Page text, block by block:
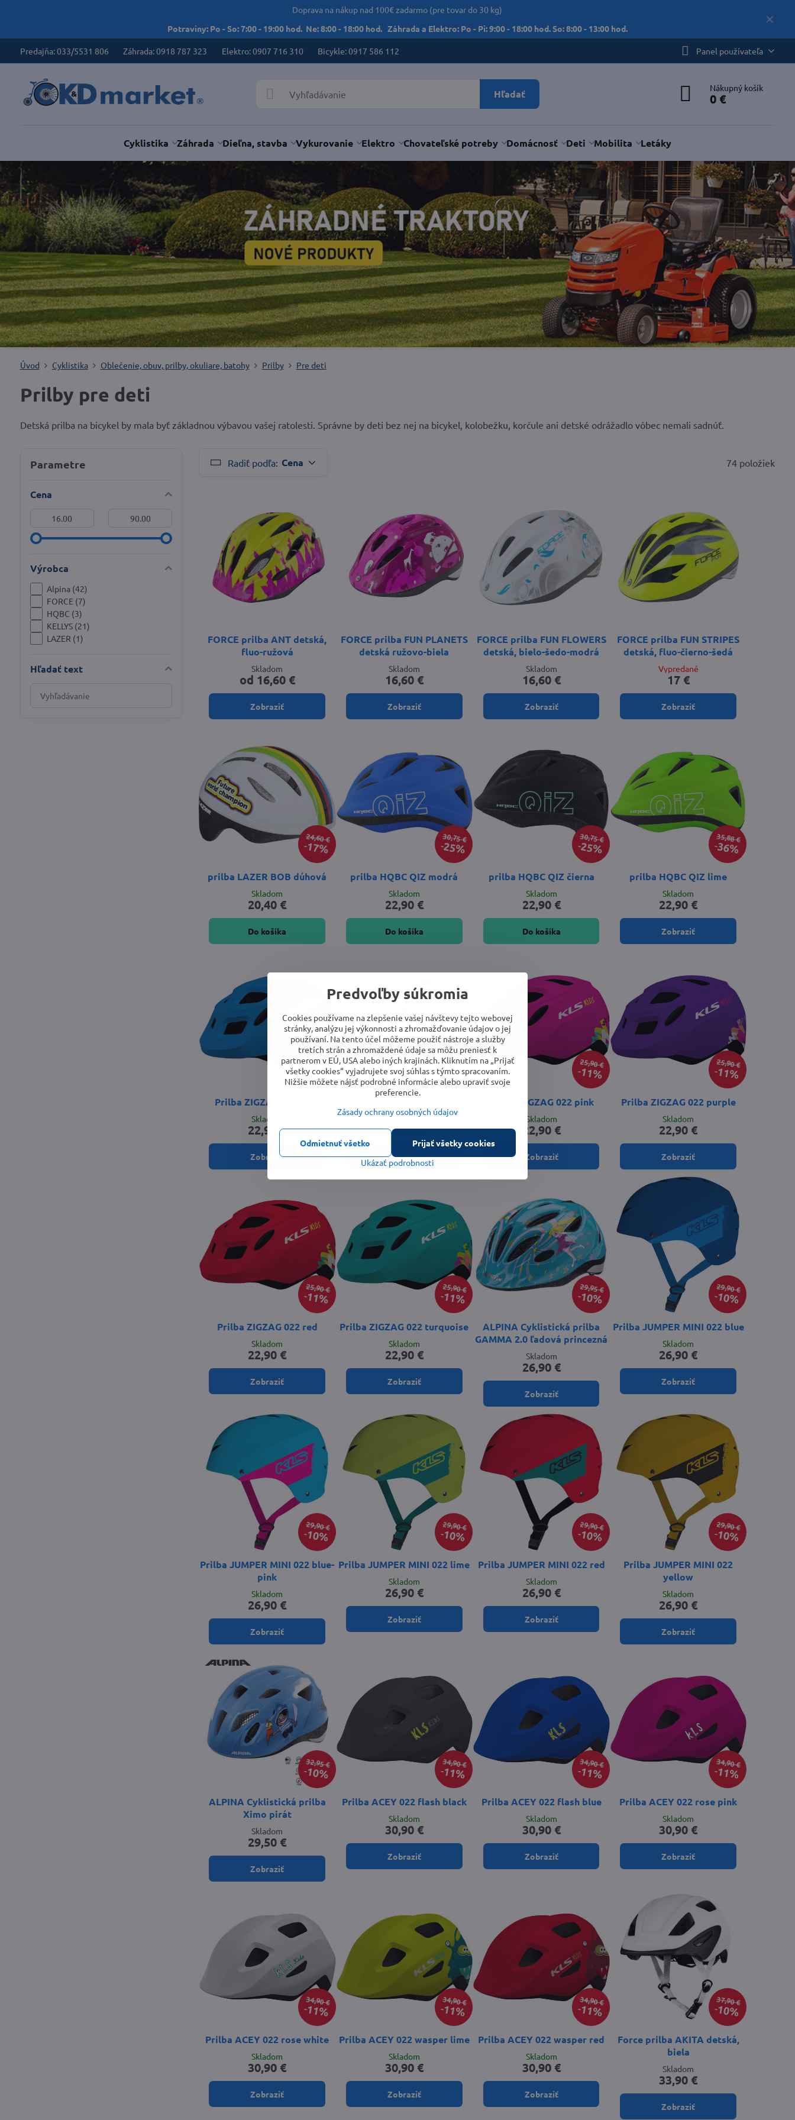
✕
Doprava na nákup nad 100€ zadarmo (pre tovar do 30 kg)
Potraviny: Po - So: 7:00 - 19:00 hod. Ne: 8:00 - 18:00 hod. Záhrada a Elektro: Po - Pi: 9:00 - 18:00 hod. So: 8:00 - 13:00 hod.
Predajňa: 033/5531 806 Záhrada: 0918 787 323 Elektro: 0907 716 310 Bicykle: 0917 586 112 Panel používateľa
Hľadať Nákupný košík
0 €
Cyklistika Záhrada Dieľna, stavba Vykurovanie Elektro Chovateľské potreby Domácnosť Deti Mobilita Letáky
Úvod Cyklistika Oblečenie, obuv, prilby, okuliare, batohy Prilby Pre deti
Prilby pre deti
Detská prilba na bicykel by mala byť základnou výbavou vašej ratolesti. Správne by deti bez nej na bicykel, kolobežku, korčule ani detské odrážadlo vôbec nemali sadnúť.
Radiť podľa: Cena 74 položiek
FORCE prilba ANT detská,
fluo-ružová
Skladom
od 16,60 €
Zobraziť
FORCE prilba FUN PLANETS
detská ružovo-biela
Skladom
16,60 €
Zobraziť
FORCE prilba FUN FLOWERS
detská, bielo-šedo-modrá
Skladom
16,60 €
Zobraziť
FORCE prilba FUN STRIPES
detská, fluo-čierno-šedá
Vypredané
17 €
Zobraziť
24,60 €
17%
prilba LAZER BOB dúhová
Skladom
20,40 €
Do košíka
30,75 €
25%
prilba HQBC QIZ modrá
Skladom
22,90 €
Do košíka
30,75 €
25%
prilba HQBC QIZ čierna
Skladom
22,90 €
Do košíka
35,88 €
36%
prilba HQBC QIZ lime
Skladom
22,90 €
Zobraziť
25,90 €
11%
Prilba ZIGZAG 022 blue
Skladom
22,90 €
Zobraziť
25,90 €
11%
Prilba ZIGZAG 022 lime
Skladom
22,90 €
Zobraziť
25,90 €
11%
Prilba ZIGZAG 022 pink
Skladom
22,90 €
Zobraziť
25,90 €
11%
Prilba ZIGZAG 022 purple
Skladom
22,90 €
Zobraziť
25,90 €
11%
Prilba ZIGZAG 022 red
Skladom
22,90 €
Zobraziť
25,90 €
11%
Prilba ZIGZAG 022 turquoise
Skladom
22,90 €
Zobraziť
29,95 €
10%
ALPINA Cyklistická prilba
GAMMA 2.0 ľadová princezná
Skladom
26,90 €
Zobraziť
29,90 €
10%
Prilba JUMPER MINI 022 blue
Skladom
26,90 €
Zobraziť
29,90 €
10%
Prilba JUMPER MINI 022 blue-
pink
Skladom
26,90 €
Zobraziť
29,90 €
10%
Prilba JUMPER MINI 022 lime
Skladom
26,90 €
Zobraziť
29,90 €
10%
Prilba JUMPER MINI 022 red
Skladom
26,90 €
Zobraziť
29,90 €
10%
Prilba JUMPER MINI 022
yellow
Skladom
26,90 €
Zobraziť
32,95 €
10%
ALPINA Cyklistická prilba
Ximo pirát
Skladom
29,50 €
Zobraziť
34,90 €
11%
Prilba ACEY 022 flash black
Skladom
30,90 €
Zobraziť
34,90 €
11%
Prilba ACEY 022 flash blue
Skladom
30,90 €
Zobraziť
34,90 €
11%
Prilba ACEY 022 rose pink
Skladom
30,90 €
Zobraziť
34,90 €
11%
Prilba ACEY 022 rose white
Skladom
30,90 €
Zobraziť
34,90 €
11%
Prilba ACEY 022 wasper lime
Skladom
30,90 €
Zobraziť
34,90 €
11%
Prilba ACEY 022 wasper red
Skladom
30,90 €
Zobraziť
37,90 €
10%
Force prilba AKITA detská,
biela
Skladom
33,90 €
Zobraziť
Parametre
Cena
Výrobca
Alpina (42)
FORCE (7)
HQBC (3)
KELLYS (21)
LAZER (1)
Hľadať text
Prehľadať
výsledky
Predvoľby súkromia
Cookies používame na zlepšenie vašej návštevy tejto webovej
stránky, analýzu jej výkonnosti a zhromažďovanie údajov o jej
používaní. Na tento účel môžeme použiť nástroje a služby
tretích strán a zhromaždené údaje sa môžu preniesť k
partnerom v EÚ, USA alebo iných krajinách. Kliknutím na „Prijať
všetky cookies“ vyjadrujete svoj súhlas s týmto spracovaním.
Nižšie môžete nájsť podrobné informácie alebo upraviť svoje
preferencie.
Zásady ochrany osobných údajov
Ukázať podrobnosti
Prijať všetky cookies
Odmietnuť všetko